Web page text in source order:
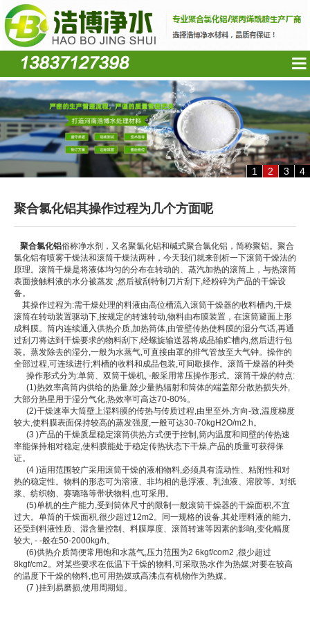
1 2 3 4
聚合氯化铝​其操作过程为几个方面呢
聚合氯化铝俗称净水剂，又名聚氯化铝和碱式聚合氯化铝，简称聚铝。聚合
氯化铝有喷雾干燥法和滚筒干燥法两种，今天我们就来剖析一下滚筒干燥法的
原理。滚筒干燥是将液体均匀的分布在转动的、蒸汽加热的滚筒上，与热滚筒
表面接触料液的水分被蒸发 ,然后被刮特制刀片刮下,经粉碎为产品的干燥设
备。
其操作过程为:需干燥处理的料液由高位槽流入滚筒干燥器的收料槽内,干燥
滚筒在转动装置驱动下,按规定的转速转动,物料由布膜装置，在滚筒避面上形
成料膜。筒内连续通入供热介质,加热筒体,由管壁传热使料膜的湿分气话,再通
过刮刀将达到干燥要求的物料刮下,经螺旋输送器将成品输贮槽内,然后进行包
装。蒸发除去的湿分,一般为水蒸气,可直接由罩的排气管放至大气钟。操作的
全部过程,可连续进行;料槽的收料和成品包装,可间歇操作。滚筒干燥器的种类
操作形式分为:单筒、双筒干燥机, -般采用常压操作形式。滚筒干燥的特点:
(1)热效率高筒内供给的热量,除少量热辐射和筒体的端盖部分散热损失外,
大部分热星用于湿分气化,热效率可高达70-80%。
(2)干燥速率大筒壁上湿料膜的传热与传质过程,由里至外,方向-致,温度梯度
较大,使料膜表面保持较高的蒸发强度,一般可达30-70kgH2O/m2.h。
(3 )产品的干燥质星稳定滚筒供热方式便于控制,筒内温度和间壁的传热速
率能保持相对稳定,使料膜能处于稳定传热状态下干燥,产品的质量可获得保
证。
(4 )适用范围较广采用滚筒干燥的液相物料,必须具有流动性、粘附性和对
热的稳定性。物料的形态可为溶液、非均相的悬浮液、乳浊液、溶胶等。对纸
浆、纺织物、赛璐珞等带状物料,也可采用。
(5)单机的生产能力,受到筒体尺寸的限制一般滚筒干燥器的干燥面积,不宜
过大。单筒的干燥面积,很少超过12m2。同一规格的设备,其处理料液的能力,
还受到料液性质、湿含量控制、料膜厚度、滚筒转速等因素的影响,变化幅度
较大, - -般在50-2000kg/h。
(6)供热介质简便常用饱和水蒸气,压力范围为2 6kgf/com2 ,很少超过
8kgf/cm2。对某些要求在低温下干燥的物料,可采取热水作为热媒;对要在较高
的温度下干燥的物料,也可用热媒或高沸点有机物作为热媒。
(7 )挂到易磨损,使用周期短。